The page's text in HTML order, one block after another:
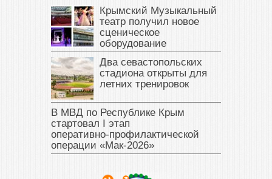
Крымский Музыкальный
театр получил новое
сценическое
оборудование
Два севастопольских
стадиона открыты для
летних тренировок
В МВД по Республике Крым
стартовал I этап
оперативно‑профилактической
операции «Мак‑2026»